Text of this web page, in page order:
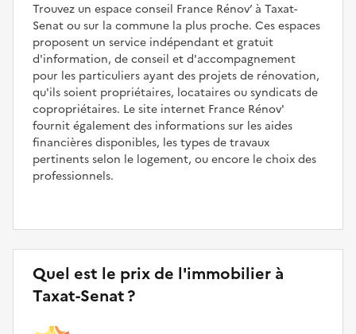
Trouvez un espace conseil France Rénov’ à Taxat-
Senat ou sur la commune la plus proche. Ces espaces
proposent un service indépendant et gratuit
d'information, de conseil et d'accompagnement
pour les particuliers ayant des projets de rénovation,
qu'ils soient propriétaires, locataires ou syndicats de
copropriétaires. Le site internet France Rénov'
fournit également des informations sur les aides
financières disponibles, les types de travaux
pertinents selon le logement, ou encore le choix des
professionnels.
Quel est le prix de l'immobilier à
Taxat-Senat ?